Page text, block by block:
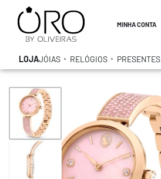
MINHA CONTA
LOJAJÓIAS RELÓGIOS PRESENTES